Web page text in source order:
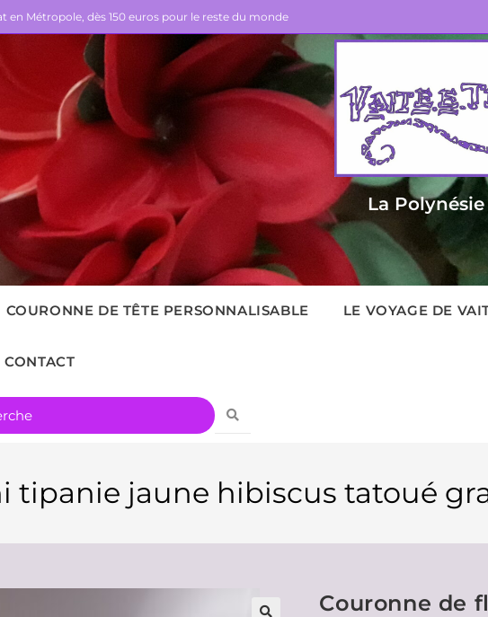
en Métropole, dès 150 euros pour le reste du monde
La
COURONNE DE TÊTE PERSONNALISABLE LE VOYAGE DE
CONTACT
tipanie jaune hibiscus tatoué
Couronne de